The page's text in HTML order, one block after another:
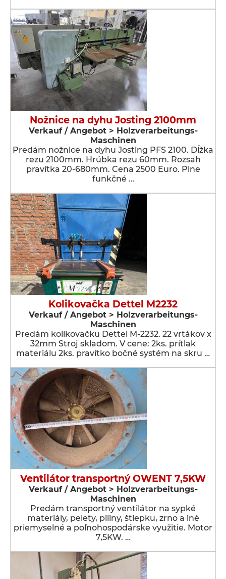
Nožnice na dyhu Josting 2100mm
Verkauf / Angebot > Holzverarbeitungs-
Maschinen
Predám nožnice na dyhu Josting PFS 2100. Dĺžka
rezu 2100mm. Hrúbka rezu 60mm. Rozsah
pravítka 20-680mm. Cena 2500 Euro. Plne
funkčné …
Kolikovačka Dettel M2232
Verkauf / Angebot > Holzverarbeitungs-
Maschinen
Predám kolíkovačku Dettel M-2232. 22 vrtákov x
32mm Stroj skladom. V cene: 2ks. prítlak
materiálu 2ks. pravítko bočné systém na skru …
Ventilátor transportný OWENT 7,5KW
Verkauf / Angebot > Holzverarbeitungs-
Maschinen
Predám transportný ventilátor na sypké
materiály, pelety, piliny, štiepku, zrno a iné
priemyselné a poľnohospodárske využitie. Motor
7,5KW. …